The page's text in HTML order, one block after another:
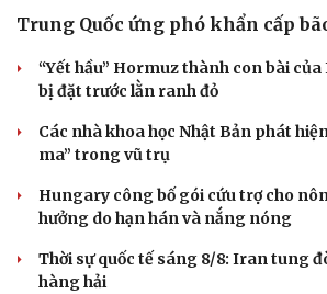
Trung Quốc ứng phó khẩn cấp
“Yết hầu” Hormuz thành con bài
bị đặt trước lằn ranh đỏ
Các nhà khoa học Nhật Bản phát
ma” trong vũ trụ
Hungary công bố gói cứu trợ cho
hưởng do hạn hán và nắng nóng
Thời sự quốc tế sáng 8/8: Iran tung
hàng hải